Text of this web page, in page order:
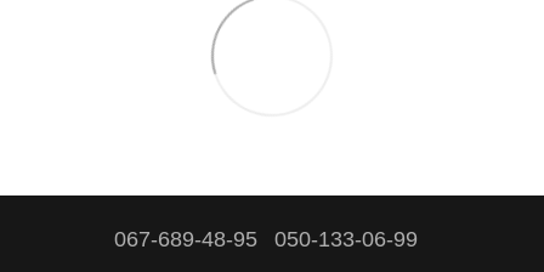
067-689-48-95 050-133-06-99